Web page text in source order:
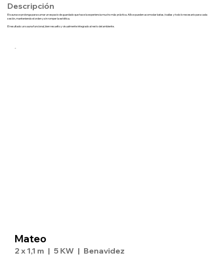
Mateo
2 x 1,1 m | 5 KW | Benavidez
Descripción
El sauna se prolonga para sumar un espacio de guardado que hace la experiencia mucho más práctica. Allí se pueden acomodar batas, toallas y todo lo necesario para cada
sesión, manteniendo el orden y sin romper la estética.
El resultado: un sauna funcional, bien resuelto y visualmente integrado al resto del ambiente.